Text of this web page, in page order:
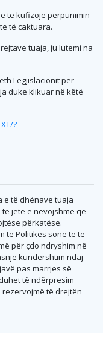
të kufizojë përpunimin
të caktuara.
tuaja, ju lutemi na
Legjislacionit për
duke klikuar në këtë
?
e të dhënave tuaja
jetë e nevojshme që
përkatëse.
të Politikës sonë të të
për çdo ndryshim në
kundërshtim ndaj
pas marrjes së
të ndërpresim
të drejtën